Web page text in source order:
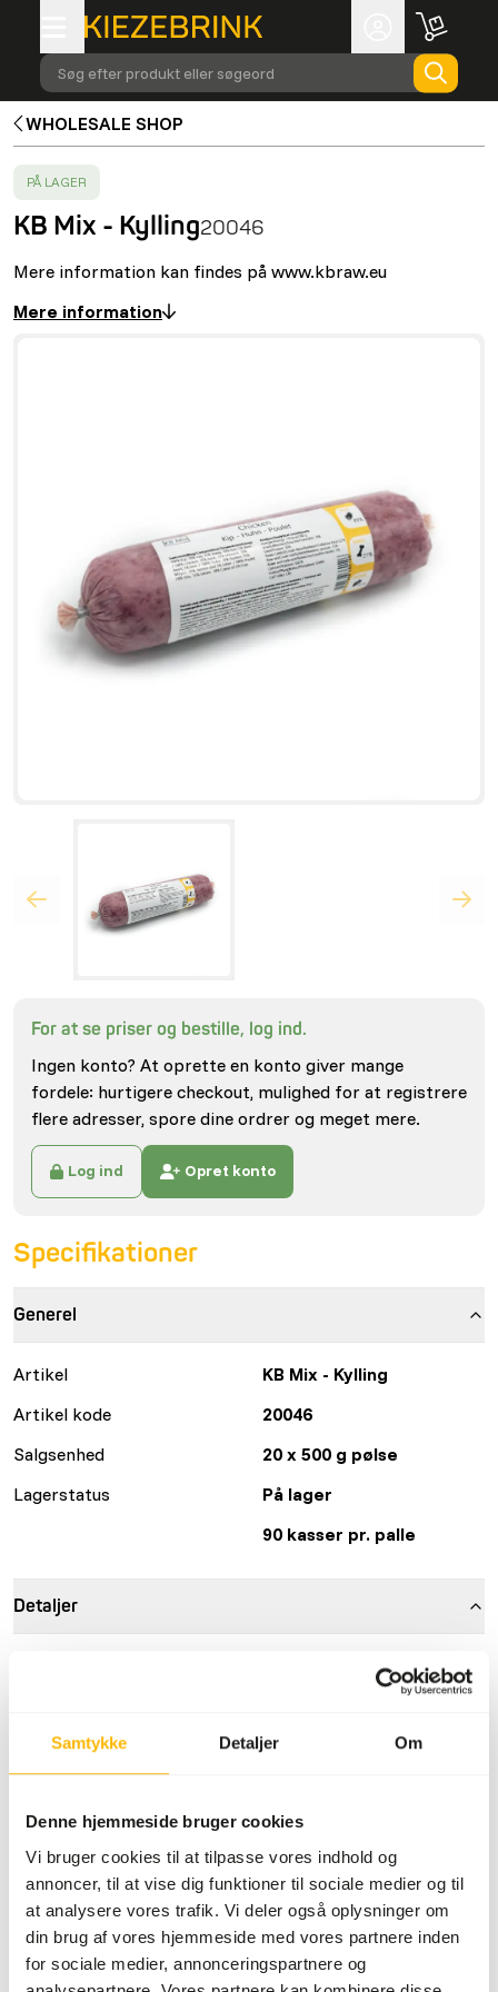
Samtykke Detaljer Om
Denne hjemmeside bruger cookies
Vi bruger cookies til at tilpasse vores indhold og
annoncer, til at vise dig funktioner til sociale medier og til
at analysere vores trafik. Vi deler også oplysninger om
din brug af vores hjemmeside med vores partnere inden
for sociale medier, annonceringspartnere og
Søg efter produkt eller søgeord
WHOLESALE SHOP
SUCCESS
PÅ LAGER
KB Mix - Kylling20046
Mere information kan findes på www.kbraw.eu
Mere information
For at se priser og bestille, log ind.
Ingen konto? At oprette en konto giver mange
fordele: hurtigere checkout, mulighed for at registrere
flere adresser, spore dine ordrer og meget mere.
Log ind Opret konto
Specifikationer
Generel
Artikel
KB Mix - Kylling
Artikel kode
20046
Salgsenhed
20 x 500 g pølse
Lagerstatus
På lager
90 kasser pr. palle
Detaljer
100% kylling (70% ryg,
15% mave, 10% hjerte,
Ernæringsråd
Det er nødvendigt at variere proteinkilder.
www.kbraw.eu/en/voedingsinformatie/) Dette er råt
dyrefoder. Brug venligst hygiejniske forholdsregler